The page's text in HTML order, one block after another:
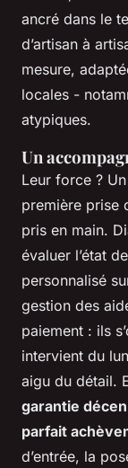
ancré dans le
d’artisan à
mesure,
locales -
atypiques.
Un
Leur force ?
première prise
pris en main.
évaluer l’état
personnalisé
gestion des
paiement : ils
intervient du
aigu du détail.
garantie
parfait
d’entrée, la